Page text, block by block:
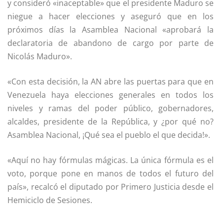
y consideró «inaceptable» que el presidente Maduro se
niegue a hacer elecciones y aseguró que en los
próximos días la Asamblea Nacional «aprobará la
declaratoria de abandono de cargo por parte de
Nicolás Maduro».
«Con esta decisión, la AN abre las puertas para que en
Venezuela haya elecciones generales en todos los
niveles y ramas del poder público, gobernadores,
alcaldes, presidente de la República, y ¿por qué no?
Asamblea Nacional, ¡Qué sea el pueblo el que decida!».
«Aquí no hay fórmulas mágicas. La única fórmula es el
voto, porque pone en manos de todos el futuro del
país», recalcó el diputado por Primero Justicia desde el
Hemiciclo de Sesiones.